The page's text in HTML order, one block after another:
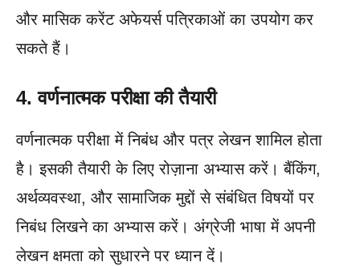
और मासिक करेंट अफेयर्स पत्रिकाओं का उपयोग कर
सकते हैं।
4. वर्णनात्मक परीक्षा की तैयारी
वर्णनात्मक परीक्षा में निबंध और पत्र लेखन शामिल होता
है। इसकी तैयारी के लिए रोज़ाना अभ्यास करें। बैंकिंग,
अर्थव्यवस्था, और सामाजिक मुद्दों से संबंधित विषयों पर
निबंध लिखने का अभ्यास करें। अंग्रेजी भाषा में अपनी
लेखन क्षमता को सुधारने पर ध्यान दें।